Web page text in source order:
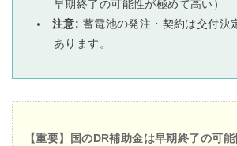
早期終了の可能性が極めて高い）
注意: 蓄電池の発注・契約は交付決
あります。
【重要】国のDR補助金は早期終了の可